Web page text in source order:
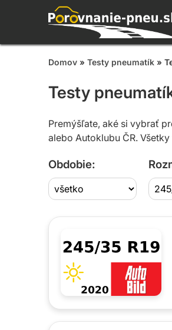
Domov » Testy pneumatík »
Testy
Premýšľate, aké si vybrať
alebo Autoklubu ČR.
Obdobie: